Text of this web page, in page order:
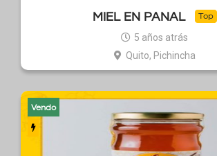
MIEL EN PANAL Top
5 años atrás
Quito, Pichincha
Vendo